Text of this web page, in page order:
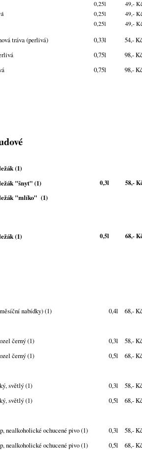
0,25l
49,-
0,25l
49,-
0,25l 49,-
tráva (perlivá)
0,33l
0,75l
0,75l
54,-
98,-
98,-
(1)
"šnyt" (1)
"mlíko" (1)
0,3l 58,-
(1) 0,5l 68,-
nabídky) (1)
černý (1)
černý (1)
světlý (1)
světlý (1)
nealkoholické ochucené pivo (1)
nealkoholické ochucené pivo (1)
0,4l
0,3l
0,5l
0,3l
0,5l
0,3l
0,5l
68,-
58,-
68,-
58,-
68,-
58,-
68,-